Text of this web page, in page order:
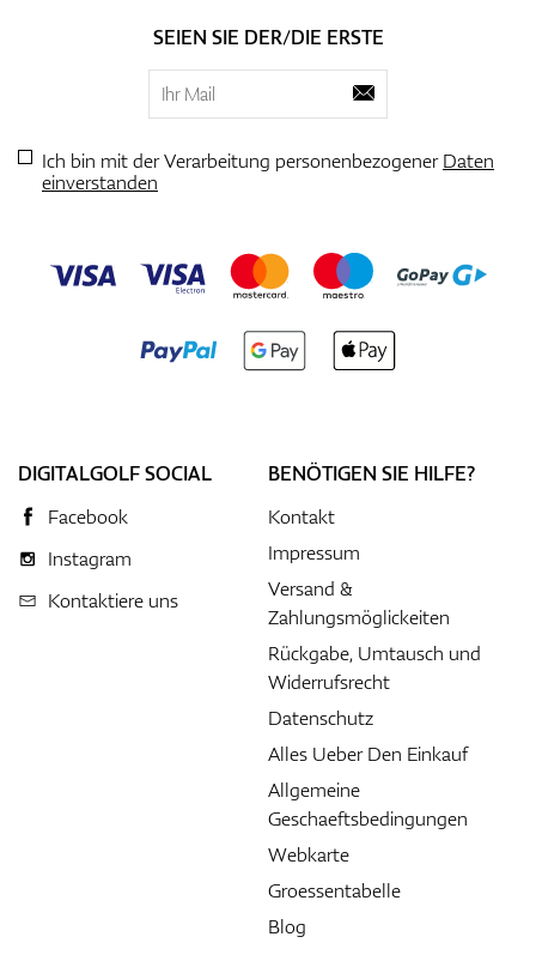
SEIEN SIE DER/DIE ERSTE
Ich bin mit der Verarbeitung personenbezogenerDaten
einverstanden
DIGITALGOLF SOCIAL
Facebook
Instagram
Kontaktiere uns
BENÖTIGEN SIE HILFE?
Kontakt
Impressum
Versand &
Zahlungsmöglickeiten
Rückgabe, Umtausch und
Widerrufsrecht
Datenschutz
Alles Ueber Den Einkauf
Allgemeine
Geschaeftsbedingungen
Webkarte
Groessentabelle
Blog